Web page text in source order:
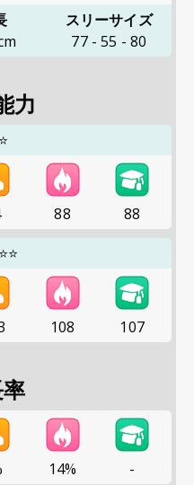
スリーサイズ
77-55 - 80
力
88
88
108 107
14% -